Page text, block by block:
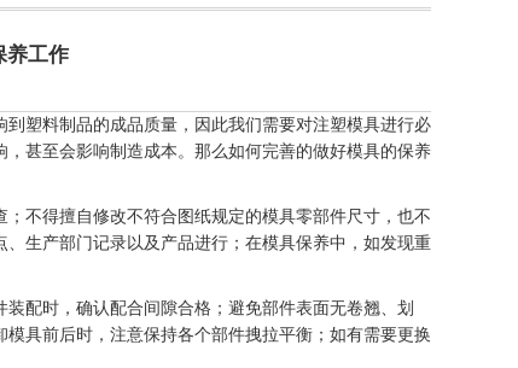
养工作
塑料制品的成品质量，因此我们需要对注塑模具进行必
甚至会影响制造成本。那么如何完善的做好模具的保养
不得擅自修改不符合图纸规定的模具零部件尺寸，也不
生产部门记录以及产品进行；在模具保养中，如发现重
配时，确认配合间隙合格；避免部件表面无卷翘、划
具前后时，注意保持各个部件拽拉平衡；如有需要更换